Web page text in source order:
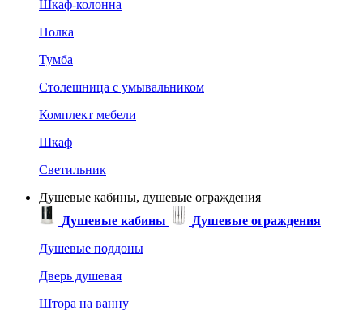
Шкаф-колонна
Полка
Тумба
Столешница с умывальником
Комплект мебели
Шкаф
Светильник
Душевые кабины, душевые ограждения
Душевые кабины
Душевые ограждения
Душевые поддоны
Дверь душевая
Штора на ванну